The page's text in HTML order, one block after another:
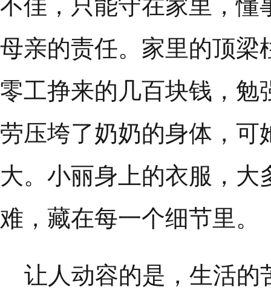
不佳，只能守在家里，懂
母亲的责任。家里的顶梁
零工挣来的几百块钱，勉
劳压垮了奶奶的身体，可
大。小丽身上的衣服，
难，藏在每一个细节里。
让人动容的是，生活的